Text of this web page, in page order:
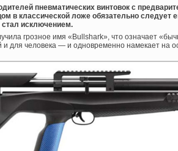
пневматических винтовок с
в классической ложе обязательно следует
исключением.
грозное имя «Bullshark», что означает
и для человека — и одновременно намекает на